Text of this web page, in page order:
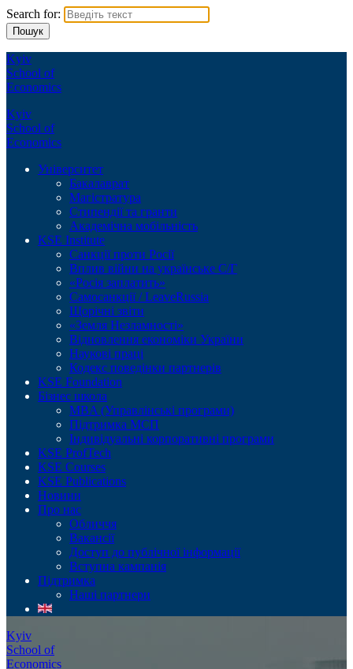
Search for:
Kyiv
School of
Economics
Kyiv
School of
Economics
Університет
Бакалаврат
Магістратура
Стипендії та гранти
Академічна мобільність
KSE Institute
Санкції проти Росії
Вплив війни на українське С/Г
«Росія заплатить»
Самосанкції / LeaveRussia
Щорічні звіти
«Земля Незламності»
Відновлення економіки України
Наукові праці
Кодекс поведінки партнерів
KSE Foundation
Бізнес школа
MBA (Управлінські програми)
Підтримка МСП
Індивідуальні корпоративні програми
KSE ProfTech
KSE Courses
KSE Publications
Новини
Про нас
Обличчя
Вакансії
Доступ до публічної інформації
Вступна кампанія
Підтримка
Наші партнери
Kyiv
School of
Economics